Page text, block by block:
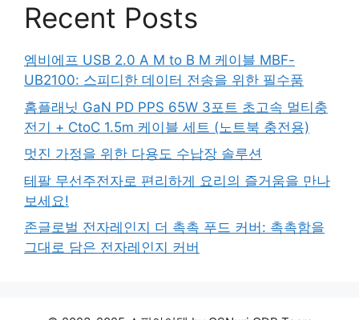
Recent Posts
엠비에프 USB 2.0 A M to B M 케이블 MBF-
UB2100: 스피디한 데이터 전송을 위한 필수품
홈플래닛 GaN PD PPS 65W 3포트 초고속 멀티충
전기 + CtoC 1.5m 케이블 세트 (노트북 충전용)
멋진 가정을 위한 다용도 수납장 솔루션
테팔 무선주전자로 편리하게 요리의 즐거움을 만나
보세요!
존글로벌 전자레인지 더 촉촉 푸드 커버: 촉촉함을
그대로 담은 전자레인지 커버